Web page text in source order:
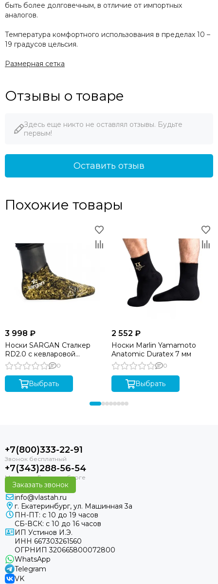
быть более долговечным, в отличие от импортных
аналогов.
Температура комфортного использования в пределах 10 –
19 градусов цельсия.
Размерная сетка
Отзывы о товаре
Здесь еще никто не оставлял отзывы. Будьте
первым!
Оставить отзыв
Похожие товары
3 998 ₽
Носки SARGAN Сталкер
RD2.0 с кевларовой
подошвой 7 мм
0
Выбрать
2 552 ₽
Носки Marlin Yamamoto
Anatomic Duratex 7 мм
0
Выбрать
+7(800)333-22-91
+7(343)288-56-54
Заказать звонок
info@vlastah.ru
г. Екатеринбург, ул. Машинная 3а
ПН-ПТ: с 10 до 19 часов
СБ-ВСК: с 10 до 16 часов
ИП Устинов И.Э.
ИНН 667303261560
ОГРНИП 320665800072800
WhatsApp
Telegram
VK